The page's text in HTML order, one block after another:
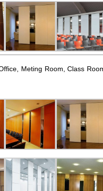
Meting Room, Class